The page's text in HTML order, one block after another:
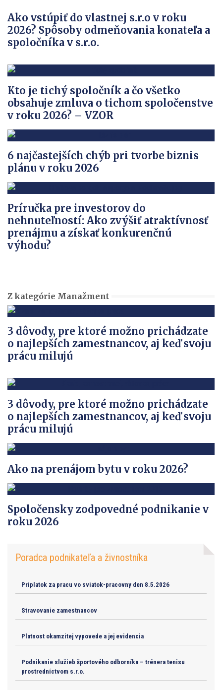
Ako vstúpiť do vlastnej s.r.o v roku
2026? Spôsoby odmeňovania konateľa a
spoločníka v s.r.o.
Kto je tichý spoločník a čo všetko
obsahuje zmluva o tichom spoločenstve
v roku 2026? – VZOR
6 najčastejších chýb pri tvorbe biznis
plánu v roku 2026
Príručka pre investorov do
nehnuteľností: Ako zvýšiť atraktívnosť
prenájmu a získať konkurenčnú
výhodu?
Z kategórie Manažment
3 dôvody, pre ktoré možno prichádzate
o najlepších zamestnancov, aj keď svoju
prácu milujú
3 dôvody, pre ktoré možno prichádzate
o najlepších zamestnancov, aj keď svoju
prácu milujú
Ako na prenájom bytu v roku 2026?
Spoločensky zodpovedné podnikanie v
roku 2026
Poradca podnikateľa a živnostníka
Priplatok za pracu vo sviatok-pracovny den 8.5.2026
Stravovanie zamestnancov
Platnost okamzitej vypovede a jej evidencia
Podnikanie služieb športového odborníka – trénera tenisu
prostredníctvom s.r.o.